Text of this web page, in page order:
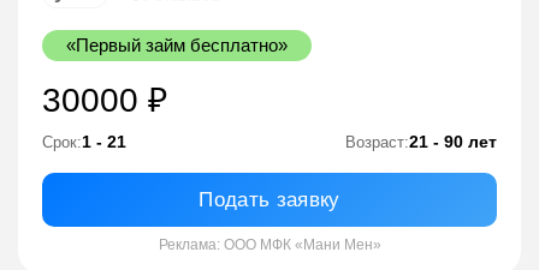
«Первый займ бесплатно»
30000 ₽
Срок:1 - 21 Возраст:21 - 90 лет
Подать заявку
Реклама: ООО МФК «Мани Мен»